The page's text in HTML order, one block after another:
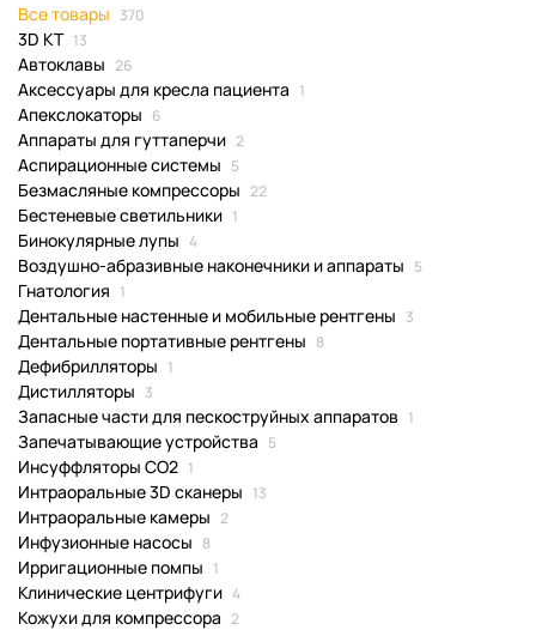
Все товары 370
3D КТ 13
Автоклавы 26
Аксессуары для кресла пациента 1
Апекслокаторы 6
Аппараты для гуттаперчи 2
Аспирационные системы 5
Безмасляные компрессоры 22
Бестеневые светильники 1
Бинокулярные лупы 4
Воздушно-абразивные наконечники и аппараты 5
Гнатология 1
Дентальные настенные и мобильные рентгены 3
Дентальные портативные рентгены 8
Дефибрилляторы 1
Дистилляторы 3
Запасные части для пескоструйных аппаратов 1
Запечатывающие устройства 5
Инсуффляторы CO2 1
Интраоральные 3D сканеры 13
Интраоральные камеры 2
Инфузионные насосы 8
Ирригационные помпы 1
Клинические центрифуги 4
Кожухи для компрессора 2